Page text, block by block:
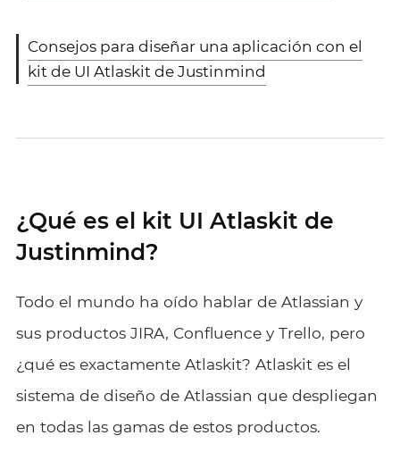
Consejos para diseñar una aplicación con el
kit de UI Atlaskit de Justinmind
¿Qué es el kit UI Atlaskit de
Justinmind?
Todo el mundo ha oído hablar de Atlassian y
sus productos JIRA, Confluence y Trello, pero
¿qué es exactamente Atlaskit? Atlaskit es el
sistema de diseño de Atlassian que despliegan
en todas las gamas de estos productos.